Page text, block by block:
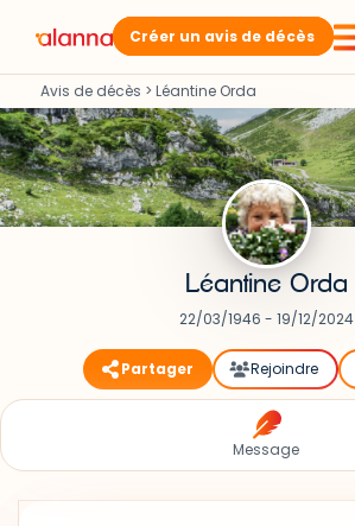
Créer un avis de décès
Avis de décès > Léantine Orda
Léantine Orda
22/03/1946 - 19/12/2024
Partager Rejoindre
Message